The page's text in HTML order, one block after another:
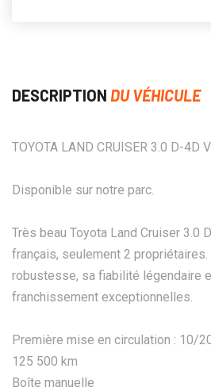
DESCRIPTION DU VÉHICULE
TOYOTA LAND CRUISER 3.0 D-4D
Disponible sur notre parc.
Très beau Toyota Land Cruiser 3.0
français, seulement 2 propriétaires.
robustesse, sa fiabilité légendaire
franchissement exceptionnelles.
Première mise en circulation : 10/
125 500 km
Boîte manuelle